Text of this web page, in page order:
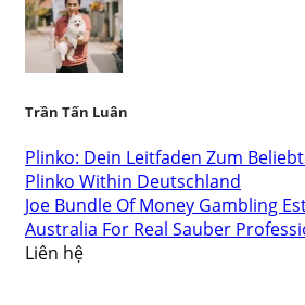
Trần Tấn Luân
Plinko: Dein Leitfaden Zum
Plinko Within Deutschland
Joe Bundle Of Money Gambling
Australia For Real Sauber
Liên hệ